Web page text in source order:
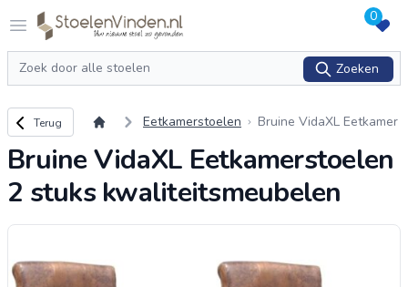
Open menu
Logo stoelenvinden.nl 0
Zoeken
Zoeken
Terug naar overzicht
Terug Eetkamerstoelen
Bruine VidaXL Eetkamer
smeubelen
Bruine VidaXL Eetkamerstoelen
2 stuks kwaliteitsmeubelen